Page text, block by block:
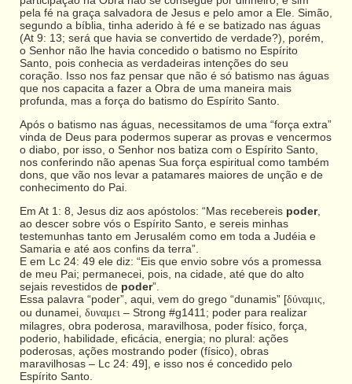
pela fé na graça salvadora de Jesus e pelo amor a Ele. Simão,
segundo a bíblia, tinha aderido à fé e se batizado nas águas
(At 9: 13; será que havia se convertido de verdade?), porém,
o Senhor não lhe havia concedido o batismo no Espírito
Santo, pois conhecia as verdadeiras intenções do seu
coração. Isso nos faz pensar que não é só batismo nas águas
que nos capacita a fazer a Obra de uma maneira mais
profunda, mas a força do batismo do Espírito Santo.
Após o batismo nas águas, necessitamos de uma “força extra”
vinda de Deus para podermos superar as provas e vencermos
o diabo, por isso, o Senhor nos batiza com o Espírito Santo,
nos conferindo não apenas Sua força espiritual como também
dons, que vão nos levar a patamares maiores de unção e de
conhecimento do Pai.
Em At 1: 8, Jesus diz aos apóstolos: “Mas recebereis poder,
ao descer sobre vós o Espírito Santo, e sereis minhas
testemunhas tanto em Jerusalém como em toda a Judéia e
Samaria e até aos confins da terra”.
E em Lc 24: 49 ele diz: “Eis que envio sobre vós a promessa
de meu Pai; permanecei, pois, na cidade, até que do alto
sejais revestidos de poder”.
Essa palavra “poder”, aqui, vem do grego “dunamis” [δύναμις,
ou dunamei, δυναμει – Strong #g1411; poder para realizar
milagres, obra poderosa, maravilhosa, poder físico, força,
poderio, habilidade, eficácia, energia; no plural: ações
poderosas, ações mostrando poder (físico), obras
maravilhosas – Lc 24: 49], e isso nos é concedido pelo
Espírito Santo.